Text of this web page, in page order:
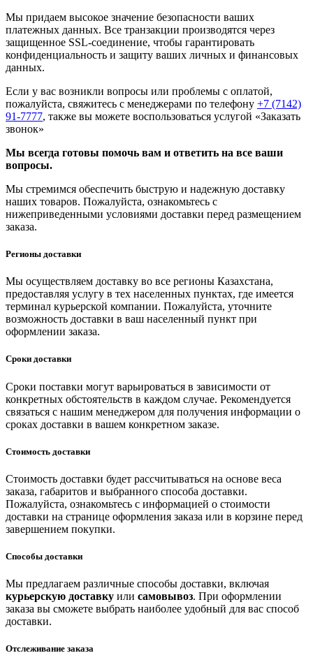
Мы придаем высокое значение безопасности ваших
платежных данных. Все транзакции производятся через
защищенное SSL-соединение, чтобы гарантировать
конфиденциальность и защиту ваших личных и финансовых
данных.
Если у вас возникли вопросы или проблемы с оплатой,
пожалуйста, свяжитесь с менеджерами по телефону +7 (7142)
91-7777, также вы можете воспользоваться услугой «Заказать
звонок»
Мы всегда готовы помочь вам и ответить на все ваши
вопросы.
Мы стремимся обеспечить быструю и надежную доставку
наших товаров. Пожалуйста, ознакомьтесь с
нижеприведенными условиями доставки перед размещением
заказа.
Регионы доставки
Мы осуществляем доставку во все регионы Казахстана,
предоставляя услугу в тех населенных пунктах, где имеется
терминал курьерской компании. Пожалуйста, уточните
возможность доставки в ваш населенный пункт при
оформлении заказа.
Сроки доставки
Сроки поставки могут варьироваться в зависимости от
конкретных обстоятельств в каждом случае. Рекомендуется
связаться с нашим менеджером для получения информации о
сроках доставки в вашем конкретном заказе.
Стоимость доставки
Стоимость доставки будет рассчитываться на основе веса
заказа, габаритов и выбранного способа доставки.
Пожалуйста, ознакомьтесь с информацией о стоимости
доставки на странице оформления заказа или в корзине перед
завершением покупки.
Способы доставки
Мы предлагаем различные способы доставки, включая
курьерскую доставку или самовывоз. При оформлении
заказа вы сможете выбрать наиболее удобный для вас способ
доставки.
Отслеживание заказа